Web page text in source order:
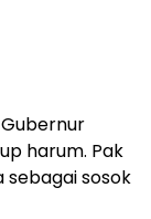
harum. Pak
sosok